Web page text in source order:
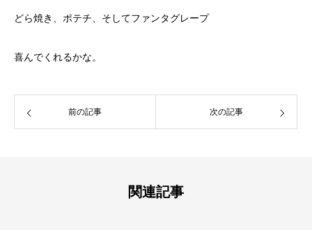
どら焼き、ポテチ、そしてファンタグレープ
喜んでくれるかな。
前の記事 次の記事
関連記事